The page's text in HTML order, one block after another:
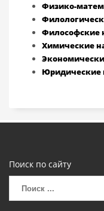
Физико-
Философские
Химические
Юридические
Поиск по сайту